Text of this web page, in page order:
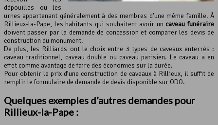
dépouilles ou les
urnes appartenant généralement à des membres d’une même famille. À
Rillieux-la-Pape, les habitants qui souhaitent avoir un caveau funéraire
doivent passer par la demande de concession et comparer les devis de
construction du monument.
De plus, les Rilliards ont le choix entre 3 types de caveaux enterrés :
caveau traditionnel, caveau double ou caveau parisien. Le caveau a en
effet comme avantage de faire des économies sur la durée.
Pour obtenir le prix d’une construction de caveaux à Rillieux, il suffit de
remplir le formulaire de demande de devis disponible sur ODO.
Quelques exemples d’autres demandes pour
Rillieux-la-Pape :